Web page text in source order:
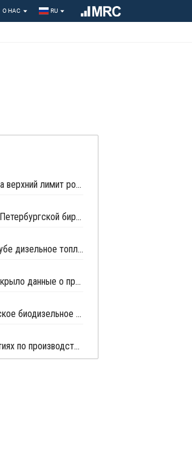
О НАС RU
Петербургская биржа снизила верхний лимит роста цен на дизель до 0,01%
Продажи нефтепродуктов на Петербургской бирже выросли в первом квартале на 7,3%
Россия направит в помощь Кубе дизельное топливо и оборудование на USD62 млн
Правительство полностью закрыло данные о производстве нефтепродуктов в РФ
ЕС введет пошлины на китайское биодизельное топливо в рамках антидемпингового расследования
Eni продаст доли в предприятиях по производству биотоплива и биопластика к концу 2024 года